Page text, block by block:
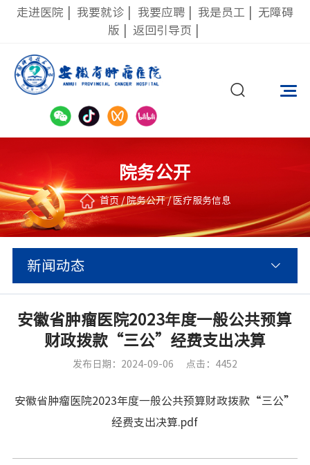
走进医院 我要就诊 我要应聘 我是员工
无障碍
版
返回引导页
院务公开
首页 / 院务公开/医疗服务信息
新闻动态
安徽省肿瘤医院2023年度一般公共预算
财政拨款“三公”经费支出决算
发布日期：2024-09-06 点击：4452
安徽省肿瘤医院2023年度一般公共预算财政拨款“三公”
经费支出决算.pdf